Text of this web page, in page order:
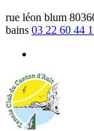
rue léon blum
bains 03 22 60 44